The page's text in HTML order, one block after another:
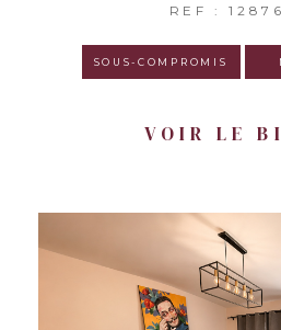
REF :
SOUS-COMPROMIS
VOIR LE